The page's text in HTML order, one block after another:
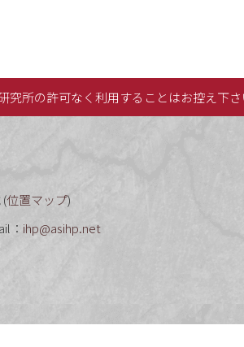
所の許可なく利用することはお控え下さ
位置マップ)
： ihp@asihp.net